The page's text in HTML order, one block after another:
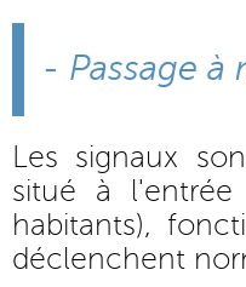
- Passage
Les signaux
situé à l'entrée
habitants),
déclenchent